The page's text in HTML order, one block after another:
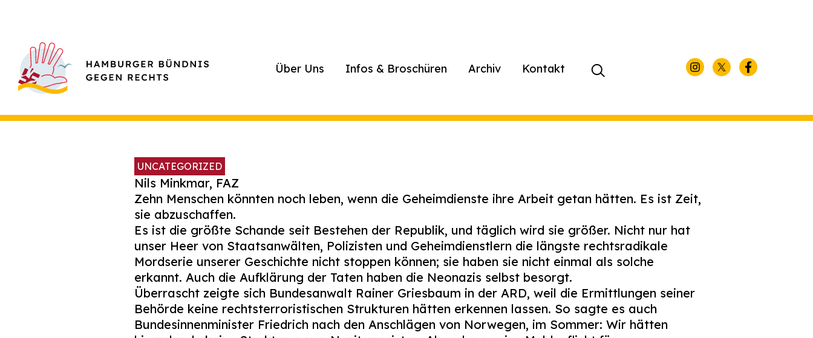
Über Uns Infos & Broschüren Archiv KontaktSuchen
UNCATEGORIZED
Nils Minkmar, FAZ
Zehn Menschen könnten noch leben, wenn die Geheimdienste ihre Arbeit getan hätten. Es ist Zeit,
sie abzuschaffen.
Es ist die größte Schande seit Bestehen der Republik, und täglich wird sie größer. Nicht nur hat
unser Heer von Staatsanwälten, Polizisten und Geheimdienstlern die längste rechtsradikale
Mordserie unserer Geschichte nicht stoppen können; sie haben sie nicht einmal als solche
erkannt. Auch die Aufklärung der Taten haben die Neonazis selbst besorgt.
Überrascht zeigte sich Bundesanwalt Rainer Griesbaum in der ARD, weil die Ermittlungen seiner
Behörde keine rechtsterroristischen Strukturen hätten erkennen lassen. So sagte es auch
Bundesinnenminister Friedrich nach den Anschlägen von Norwegen, im Sommer: Wir hätten